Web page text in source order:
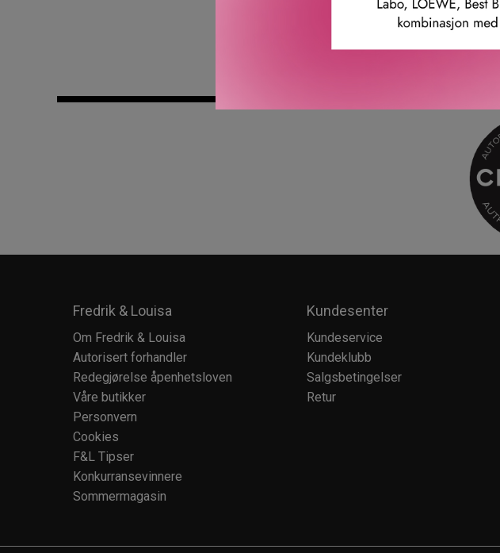
Fredrik & Louisa
Om Fredrik & Louisa
Autorisert forhandler
Redegjørelse åpenhetsloven
Våre butikker
Personvern
Cookies
F&L Tipser
Konkurransevinnere
Sommermagasin
Kundesenter
Kundeservice
Kundeklubb
Salgsbetingelser
Retur